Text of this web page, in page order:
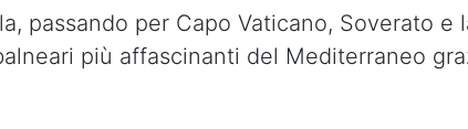
passando per Capo Vaticano, Soverato
più affascinanti del Mediterraneo